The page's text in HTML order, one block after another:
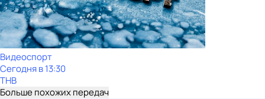
Видеоспорт
Сегодня в 13:30
ТНВ
Больше похожих передач